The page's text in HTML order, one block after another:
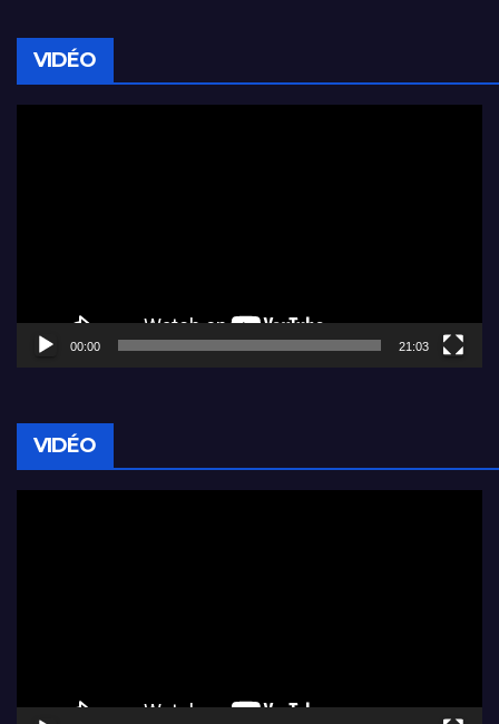
VIDÉO
00:00 21:03
VIDÉO